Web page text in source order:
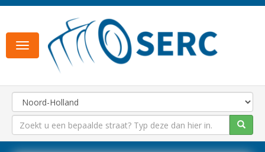
Toggle
navigation